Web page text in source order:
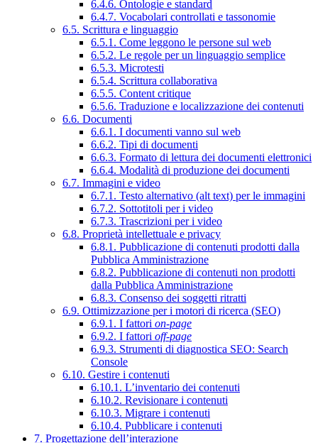
6.4.6. Ontologie e standard
6.4.7. Vocabolari controllati e tassonomie
6.5. Scrittura e linguaggio
6.5.1. Come leggono le persone sul web
6.5.2. Le regole per un linguaggio semplice
6.5.3. Microtesti
6.5.4. Scrittura collaborativa
6.5.5. Content critique
6.5.6. Traduzione e localizzazione dei contenuti
6.6. Documenti
6.6.1. I documenti vanno sul web
6.6.2. Tipi di documenti
6.6.3. Formato di lettura dei documenti elettronici
6.6.4. Modalità di produzione dei documenti
6.7. Immagini e video
6.7.1. Testo alternativo (alt text) per le immagini
6.7.2. Sottotitoli per i video
6.7.3. Trascrizioni per i video
6.8. Proprietà intellettuale e privacy
6.8.1. Pubblicazione di contenuti prodotti dalla
Pubblica Amministrazione
6.8.2. Pubblicazione di contenuti non prodotti
dalla Pubblica Amministrazione
6.8.3. Consenso dei soggetti ritratti
6.9. Ottimizzazione per i motori di ricerca (SEO)
6.9.1. I fattori on-page
6.9.2. I fattori off-page
6.9.3. Strumenti di diagnostica SEO: Search
Console
6.10. Gestire i contenuti
6.10.1. L’inventario dei contenuti
6.10.2. Revisionare i contenuti
6.10.3. Migrare i contenuti
6.10.4. Pubblicare i contenuti
7. Progettazione dell’interazione